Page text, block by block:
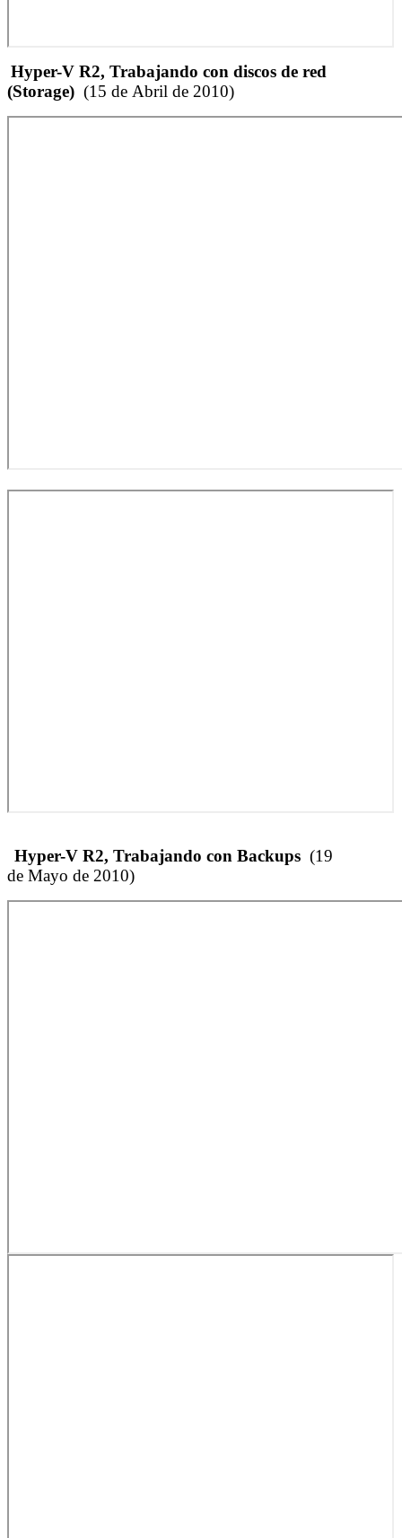
Hyper-V R2, Trabajando con discos de red
(Storage) (15 de Abril de 2010)
Hyper-V R2, Trabajando con Backups (19
de Mayo de 2010)